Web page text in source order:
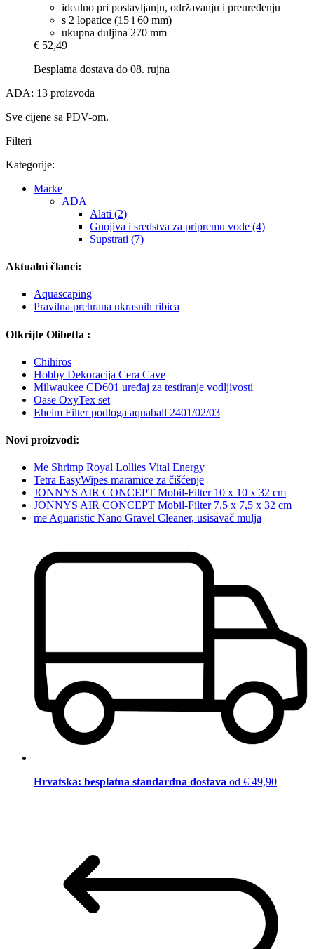
idealno pri postavljanju, održavanju i preuređenju
s 2 lopatice (15 i 60 mm)
ukupna duljina 270 mm
€ 52,49
Besplatna dostava do 08. rujna
ADA: 13 proizvoda
Sve cijene sa PDV-om.
Filteri
Kategorije:
Marke
ADA
Alati (2)
Gnojiva i sredstva za pripremu vode (4)
Supstrati (7)
Aktualni članci:
Aquascaping
Pravilna prehrana ukrasnih ribica
Otkrijte Olibetta :
Chihiros
Hobby Dekoracija Cera Cave
Milwaukee CD601 uređaj za testiranje vodljivosti
Oase OxyTex set
Eheim Filter podloga aquaball 2401/02/03
Novi proizvodi:
Me Shrimp Royal Lollies Vital Energy
Tetra EasyWipes maramice za čišćenje
JONNYS AIR CONCEPT Mobil-Filter 10 x 10 x 32 cm
JONNYS AIR CONCEPT Mobil-Filter 7,5 x 7,5 x 32 cm
me Aquaristic Nano Gravel Cleaner, usisavač mulja
Hrvatska: besplatna standardna dostava od € 49,90